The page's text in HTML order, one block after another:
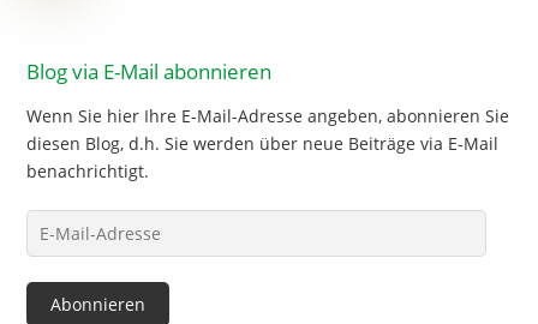
Blog via E-Mail abonnieren
Wenn Sie hier Ihre E-Mail-Adresse angeben, abonnieren Sie
diesen Blog, d.h. Sie werden über neue Beiträge via E-Mail
benachrichtigt.
E-
Mail-
Adresse
Abonnieren